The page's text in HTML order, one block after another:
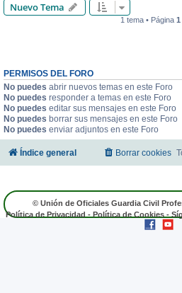
Nuevo Tema
1 tema • Página 1
PERMISOS DEL FORO
No puedes abrir nuevos temas en este Foro
No puedes responder a temas en este Foro
No puedes editar sus mensajes en este Foro
No puedes borrar sus mensajes en este Foro
No puedes enviar adjuntos en este Foro
Índice general Borrar cookies
© Unión de Oficiales Guardia Civil
Política de Privacidad - Política de Cookies -